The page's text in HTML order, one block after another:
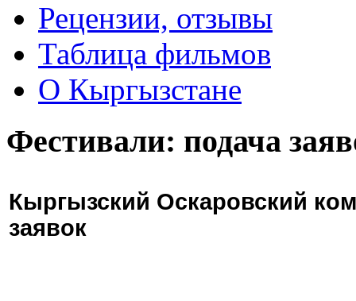
Рецензии, отзывы
Таблица фильмов
О Кыргызстане
Фестивали: подача
Кыргызский Оскаровский
заявок